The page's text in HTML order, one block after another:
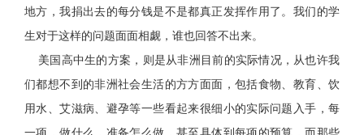
地方，我捐出去的每分钱是不是都真正发挥作用了。我们的学
生对于这样的问题面面相觑，谁也回答不出来。
美国高中生的方案，则是从非洲目前的实际情况，从也许我
们都想不到的非洲社会生活的方方面面，包括食物、教育、饮
用水、艾滋病、避孕等一些看起来很细小的实际问题入手，每